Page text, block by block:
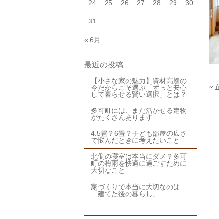
24 25 26 27 28 29 30
31
« 6月
最近の投稿
【小さな家の魅力】資材高騰の
今だからこそ選ぶ「ずっと安心
して暮らせる賢い選択」とは？
多可町には、まだ活かせる建物
がたくさんあります
4.5畳？6畳？子ども部屋の広さ
で悩んだときに考えたいこと
北側の寝室は本当にダメ？多可
町の梅雨を快適に過ごすために
大切なこと
家づくりで本当に大切なのは
「建てた後の暮らし」
«